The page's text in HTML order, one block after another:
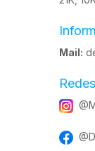
Mail: